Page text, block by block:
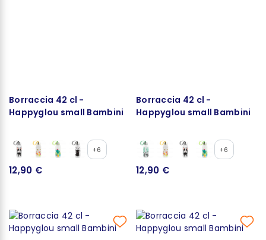
Borraccia 42 cl -
Happyglou small Bambini
+6
12,90 €
Borraccia 42 cl -
Happyglou small Bambini
+6
12,90 €